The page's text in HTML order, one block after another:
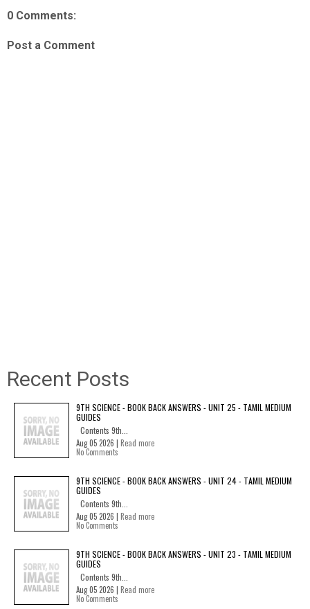
0 Comments:
Post a Comment
Recent Posts
9TH SCIENCE - BOOK BACK ANSWERS - UNIT 25 - TAMIL MEDIUM
GUIDES
Contents 9th...
Aug 05 2026 | Read more
No Comments
9TH SCIENCE - BOOK BACK ANSWERS - UNIT 24 - TAMIL MEDIUM
GUIDES
Contents 9th...
Aug 05 2026 | Read more
No Comments
9TH SCIENCE - BOOK BACK ANSWERS - UNIT 23 - TAMIL MEDIUM
GUIDES
Contents 9th...
Aug 05 2026 | Read more
No Comments